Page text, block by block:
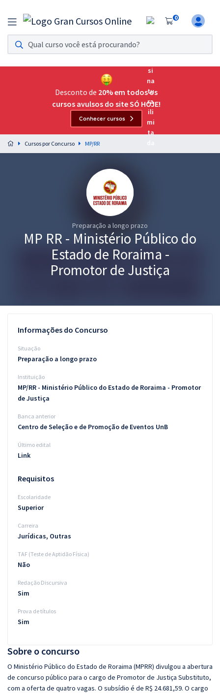
0
Assinatura Ilimitada 11
Acesso a todos os cursos. Teste grátis por 7 dias!
Assinatura OAB Até Passar
Acesso ilimitado a toda preparação para o Exame da
Preparação completa e intensiva para as principais
residências em saúde do Brasil
Blog
Aprovados
Desconto de 20% em todos os
cursos avulsos do site SÓ HOJE!
Conhecer cursos
Cursos por Concurso MP/RR
Preparação a longo prazo
MP RR - Ministério Público do
Estado de Roraima -
Promotor de Justiça
Sobre o concurso
O Ministério Público do Estado de Roraima (MPRR) divulgou a abertura
de concurso público para o cargo de Promotor de Justiça Substituto,
com a oferta de quatro vagas. O subsídio é de R$ 24.681,59. O cargo
Informações do Concurso
Situação
Preparação a longo prazo
Instituição
MP/RR - Ministério Público do Estado de Roraima - Promotor
de Justiça
Banca anterior
Centro de Seleção e de Promoção de Eventos UnB
Último edital
Link
Requisitos
Escolaridade
Superior
Carreira
Jurídicas, Outras
TAF (Teste de Aptidão Física)
Não
Redação Discursiva
Sim
Prova de títulos
Sim